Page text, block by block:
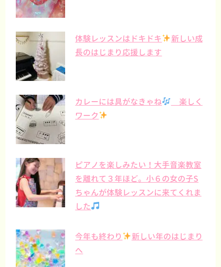
体験レッスンはドキドキ
新しい成
長のはじまり応援します
カレーには具がなきゃね
楽しく
ワーク
ピアノを楽しみたい！大手音楽教室
を離れて３年ほど。小６の女の子S
ちゃんが体験レッスンに来てくれま
した
今年も終わり
新しい年のはじまり
へ